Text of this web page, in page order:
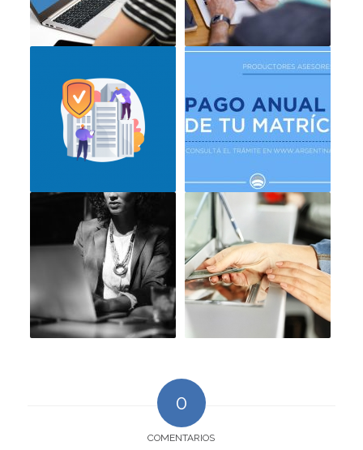
0
COMENTARIOS